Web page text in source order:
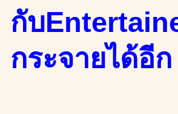
กับ
กระจายได้อีก